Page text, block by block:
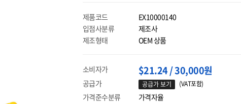
제품코드
EX10000140
입점사분류
제조사
제조형태
OEM 상품
소비자가 $21.24 / 30,000원
공급가 공급가 보기 (VAT포함)
가격준수분류 가격자율